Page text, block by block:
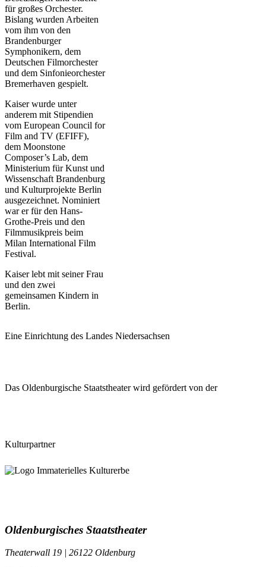
für großes Orchester.
Bislang wurden Arbeiten
vom ihm von den
Brandenburger
Symphonikern, dem
Deutschen Filmorchester
und dem Sinfonieorchester
Bremerhaven gespielt.
Kaiser wurde unter
anderem mit Stipendien
vom European Council for
Film and TV (EFIFF),
dem Moonstone
Composer’s Lab, dem
Ministerium für Kunst und
Wissenschaft Brandenburg
und Kulturprojekte Berlin
ausgezeichnet. Nominiert
war er für den Hans-
Grothe-Preis und den
Filmmusikpreis beim
Milan International Film
Festival.
Kaiser lebt mit seiner Frau
und den zwei
gemeinsamen Kindern in
Berlin.
Eine Einrichtung des Landes Niedersachsen
Das Oldenburgische Staatstheater wird gefördert von der
Kulturpartner
Oldenburgisches Staatstheater
Theaterwall 19 | 26122 Oldenburg